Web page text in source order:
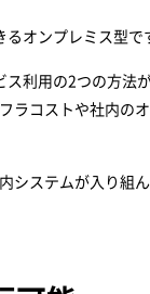
オンプレミス型で
利用の2つの方
ラコストや社内の
システムが入り組